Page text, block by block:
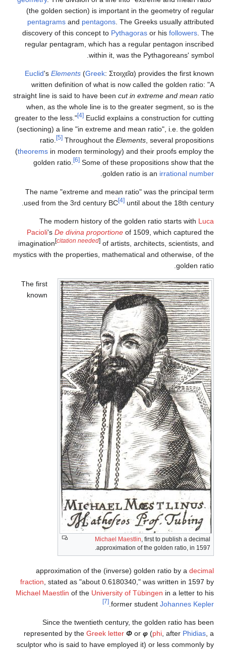
(the golden section) is important in
pentagramsandpentagons. The
discovery of this concept to
regular pentagram, which has a
within it, was
Euclid'sElements(Greek: Στοιχεῖα
written definition of what is now
straight line is said to have beencut in
when, as the whole line is to the
greater to the less."
Euclid explains a
(sectioning) a line "in extreme and
ratio.
Throughout the
(theoremsin modern terminology) and
golden ratio.
Some of these
golden
.
The name "extreme and mean
used from the 3rd century BC
until
The modern history of the
Pacioli 'sDe divina proportioneof
imagination
citation needed
of artists,
mystics with the properties,
Michael Maestlin
approximation
The first
known
approximation of the (inverse)
fraction, stated as "about
Michael Maestlinof theUniversity of
former
.
Since the twentieth century,
represented by theGreek letter Φ
sculptor who is said to have employed